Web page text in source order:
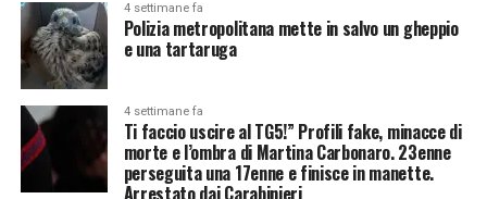
4 settimane fa
Polizia metropolitana mette in salvo un gheppio
e una tartaruga
4 settimane fa
Ti faccio uscire al TG5!” Profili fake, minacce di
morte e l’ombra di Martina Carbonaro. 23enne
perseguita una 17enne e finisce in manette.
Arrestato dai Carabinieri